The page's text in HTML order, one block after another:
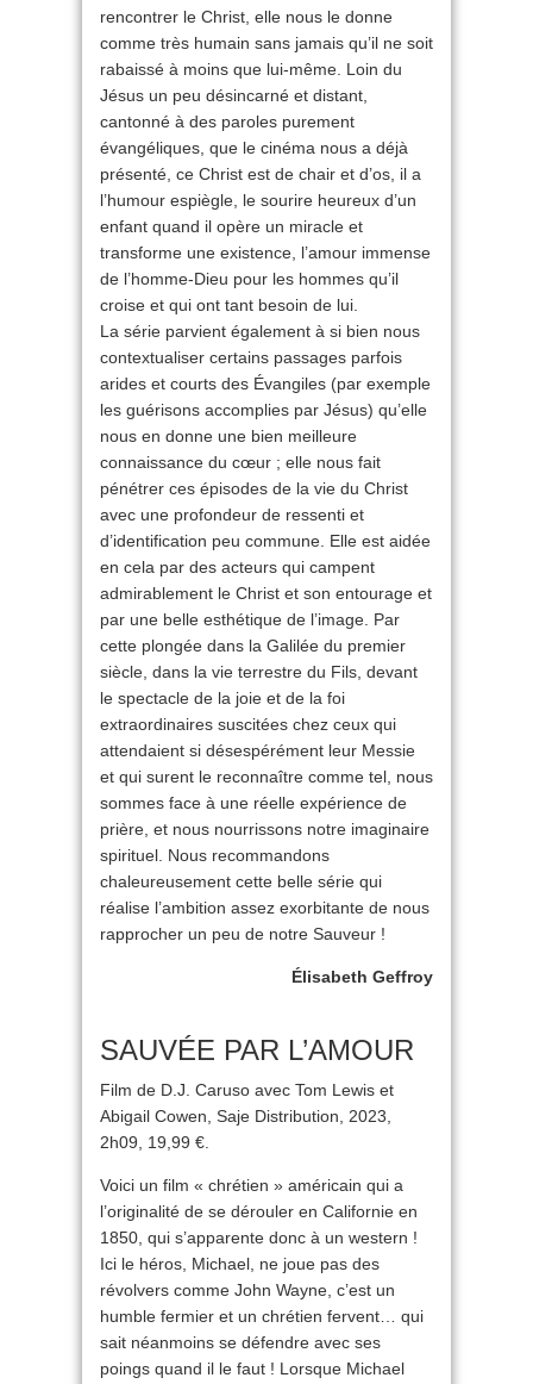
rencontrer le Christ, elle nous le donne
comme très humain sans jamais qu’il ne soit
rabaissé à moins que lui-même. Loin du
Jésus un peu désincarné et distant,
cantonné à des paroles purement
évangéliques, que le cinéma nous a déjà
présenté, ce Christ est de chair et d’os, il a
l’humour espiègle, le sourire heureux d’un
enfant quand il opère un miracle et
transforme une existence, l’amour immense
de l’homme-Dieu pour les hommes qu’il
croise et qui ont tant besoin de lui.
La série parvient également à si bien nous
contextualiser certains passages parfois
arides et courts des Évangiles (par exemple
les guérisons accomplies par Jésus) qu’elle
nous en donne une bien meilleure
connaissance du cœur ; elle nous fait
pénétrer ces épisodes de la vie du Christ
avec une profondeur de ressenti et
d’identification peu commune. Elle est aidée
en cela par des acteurs qui campent
admirablement le Christ et son entourage et
par une belle esthétique de l’image. Par
cette plongée dans la Galilée du premier
siècle, dans la vie terrestre du Fils, devant
le spectacle de la joie et de la foi
extraordinaires suscitées chez ceux qui
attendaient si désespérément leur Messie
et qui surent le reconnaître comme tel, nous
sommes face à une réelle expérience de
prière, et nous nourrissons notre imaginaire
spirituel. Nous recommandons
chaleureusement cette belle série qui
réalise l’ambition assez exorbitante de nous
rapprocher un peu de notre Sauveur !
Élisabeth Geffroy
SAUVÉE PAR L’AMOUR
Film de D.J. Caruso avec Tom Lewis et
Abigail Cowen, Saje Distribution, 2023,
2h09, 19,99 €.
Voici un film « chrétien » américain qui a
l’originalité de se dérouler en Californie en
1850, qui s’apparente donc à un western !
Ici le héros, Michael, ne joue pas des
révolvers comme John Wayne, c’est un
humble fermier et un chrétien fervent… qui
sait néanmoins se défendre avec ses
poings quand il le faut ! Lorsque Michael